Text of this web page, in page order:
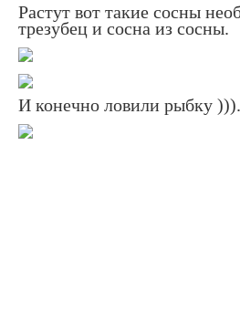
Растут вот такие сосны
трезубец и сосна из сосны.
И конечно ловили рыбку